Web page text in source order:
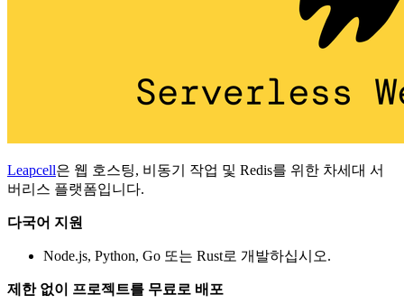
Leapcell은 웹 호스팅, 비동기 작업 및 Redis를 위한 차세대 서
버리스 플랫폼입니다.
다국어 지원
Node.js, Python, Go 또는 Rust로 개발하십시오.
제한 없이 프로젝트를 무료로 배포